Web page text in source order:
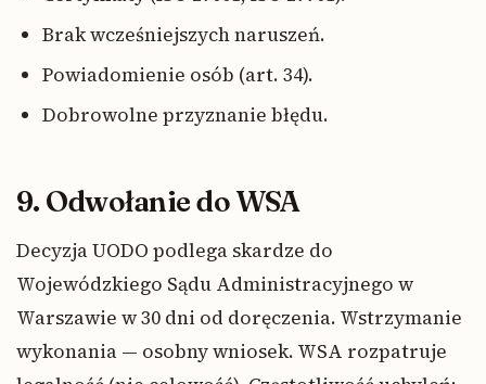
Brak wcześniejszych naruszeń.
Powiadomienie osób (art. 34).
Dobrowolne przyznanie błędu.
9. Odwołanie do WSA
Decyzja UODO podlega skardze do
Wojewódzkiego Sądu Administracyjnego w
Warszawie w 30 dni od doręczenia. Wstrzymanie
wykonania — osobny wniosek. WSA rozpatruje